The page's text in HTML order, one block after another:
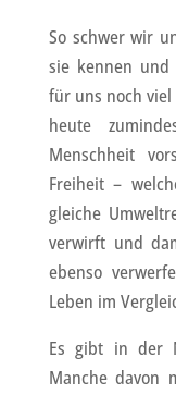
So schwer wir
sie kennen und
für uns noch
heute
Menschheit
Freiheit –
gleiche
verwirft und
ebenso
Leben im
Es gibt in der
Manche davon